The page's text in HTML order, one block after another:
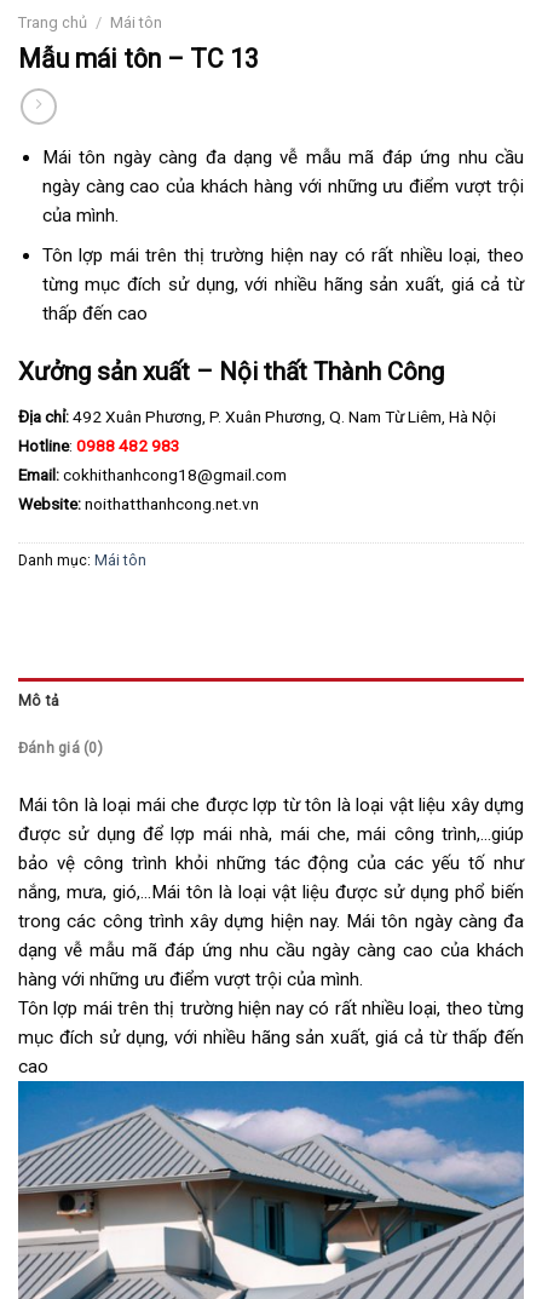
Trang chủ / Mái tôn
Mẫu mái tôn – TC 13
Mái tôn ngày càng đa dạng vễ mẫu mã đáp ứng nhu cầu
ngày càng cao của khách hàng với những ưu điểm vượt trội
của mình.
Tôn lợp mái trên thị trường hiện nay có rất nhiều loại, theo
từng mục đích sử dụng, với nhiều hãng sản xuất, giá cả từ
thấp đến cao
Xưởng sản xuất – Nội thất Thành Công
Địa chỉ:492 Xuân Phương, P. Xuân Phương, Q. Nam Từ Liêm, Hà Nội
Hotline: 0988 482 983
Email:cokhithanhcong18@gmail.com
Website:noithatthanhcong.net.vn
Danh mục: Mái tôn
Mô tả
Đánh giá (0)
Mái tôn là loại mái che được lợp từ tôn là loại vật liệu xây dựng
được sử dụng để lợp mái nhà, mái che, mái công trình,…giúp
bảo vệ công trình khỏi những tác động của các yếu tố như
nắng, mưa, gió,…Mái tôn là loại vật liệu được sử dụng phổ biến
trong các công trình xây dựng hiện nay. Mái tôn ngày càng đa
dạng vễ mẫu mã đáp ứng nhu cầu ngày càng cao của khách
hàng với những ưu điểm vượt trội của mình.
Tôn lợp mái trên thị trường hiện nay có rất nhiều loại, theo từng
mục đích sử dụng, với nhiều hãng sản xuất, giá cả từ thấp đến
cao